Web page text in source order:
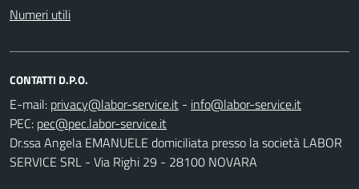
Numeri utili
CONTATTI D.P.O.
E-mail:
-
PEC:
Dr.ssa Angela EMANUELE domiciliata presso la società LABOR
SERVICE SRL - Via Righi 29 - 28100 NOVARA